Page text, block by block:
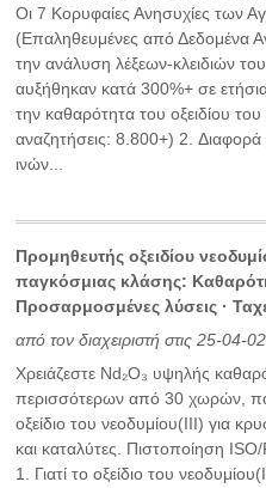
Οι 7 Κορυφαίες Ανησυχίες των
(Επαληθευμένες από Δεδομένα
την ανάλυση λέξεων-κλειδιών
αυξήθηκαν κατά 300%+ σε
την καθαρότητα του οξειδίου του
αναζητήσεις: 8.800+) 2. Διαφορά
ινών...
Προμηθευτής οξειδίου
παγκόσμιας κλάσης:
Προσαρμοσμένες λύσεις ·
από τον διαχειριστή στις 25-04-02
Χρειάζεστε Nd₂O₃ υψηλής
περισσότερων από 30 χωρών,
οξείδιο του νεοδυμίου(III) για
και καταλύτες. Πιστοποίηση
‌1. Γιατί το οξείδιο του